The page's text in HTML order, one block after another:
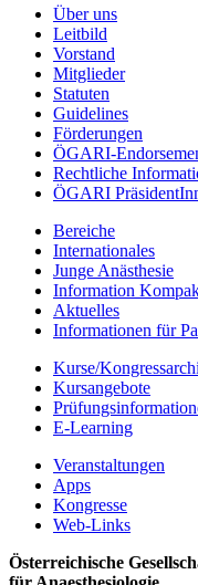
Über uns
Leitbild
Vorstand
Mitglieder
Statuten
Guidelines
Förderungen
ÖGARI-
Rechtliche
ÖGARI
Bereiche
Internationales
Junge Anästhesie
Information
Aktuelles
Informationen für
Kurse/
Kursangebote
E-Learning
Veranstaltungen
Apps
Kongresse
Web-Links
Österreichische